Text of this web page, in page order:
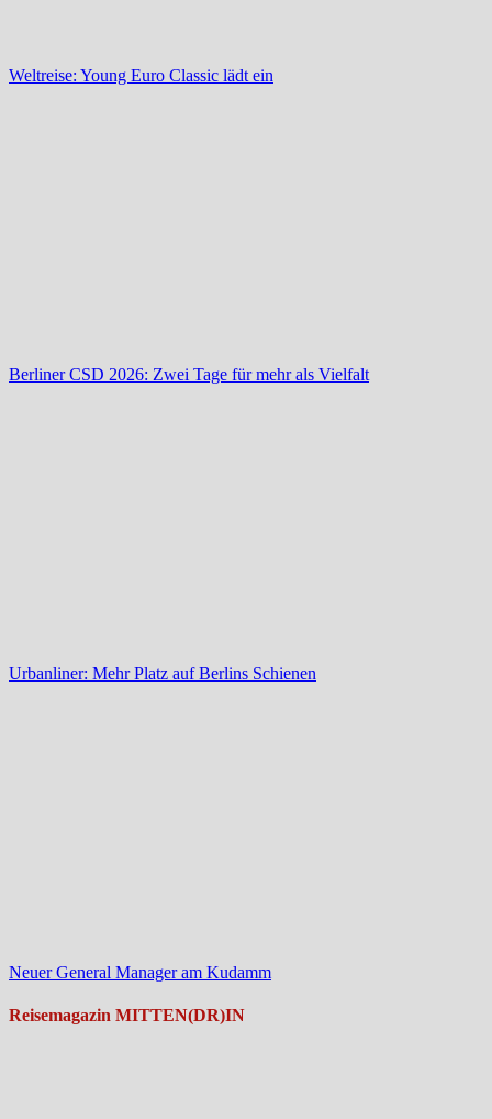
Weltreise: Young Euro Classic lädt ein
Berliner CSD 2026: Zwei Tage für mehr als Vielfalt
Urbanliner: Mehr Platz auf Berlins Schienen
Neuer General Manager am Kudamm
Reisemagazin MITTEN(DR)IN